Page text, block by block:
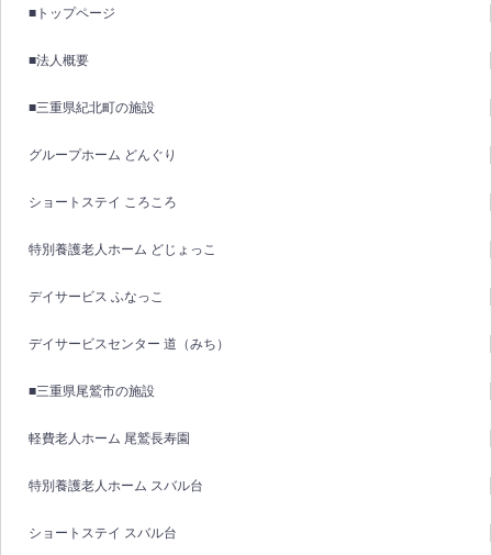
■トップページ
■法人概要
■三重県紀北町の施設
グループホーム どんぐり
ショートステイ ころころ
特別養護老人ホーム どじょっこ
デイサービス ふなっこ
デイサービスセンター 道（みち）
■三重県尾鷲市の施設
軽費老人ホーム 尾鷲長寿園
特別養護老人ホーム スバル台
ショートステイ スバル台